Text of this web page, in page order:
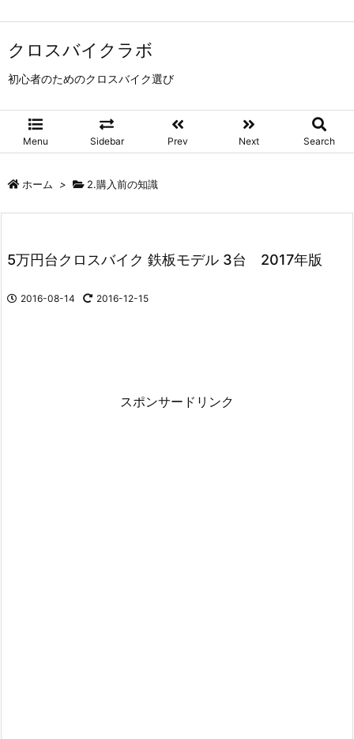
クロスバイクラボ
初心者のためのクロスバイク選び
Menu Sidebar Prev Next Search
ホーム > 2.購入前の知識
5万円台クロスバイク 鉄板モデル 3台 2017年版
2016-08-14 2016-12-15
スポンサードリンク